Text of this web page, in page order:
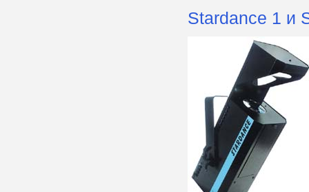
Stardance 1 и